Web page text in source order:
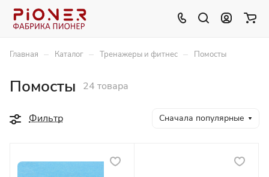
Главная – Каталог – Тренажеры и фитнес – Помосты
Помосты 24 товара
Фильтр Сначала популярные